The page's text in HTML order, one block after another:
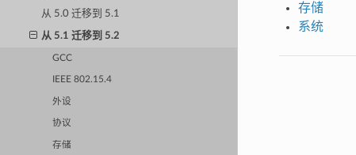
从 5.0 迁移到 5.1
从 5.1 迁移到 5.2
GCC
IEEE 802.15.4
外设
协议
存储
存储
系统